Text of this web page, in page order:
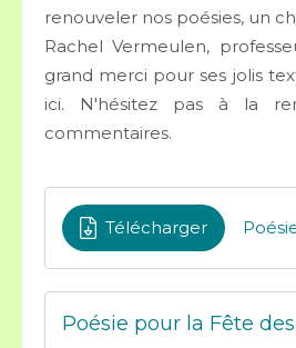
renouveler nos poésies, un
Rachel Vermeulen,
grand merci pour ses jolis
ici. N'hésitez pas à la
commentaires.
Télécharger